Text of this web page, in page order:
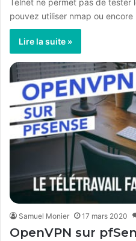
pouvez utiliser nmap ou
Lire la suite »
Samuel Monier 17 mars 2020
OpenVPN sur